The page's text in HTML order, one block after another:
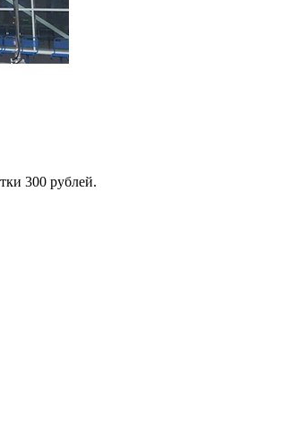
300 рублей.